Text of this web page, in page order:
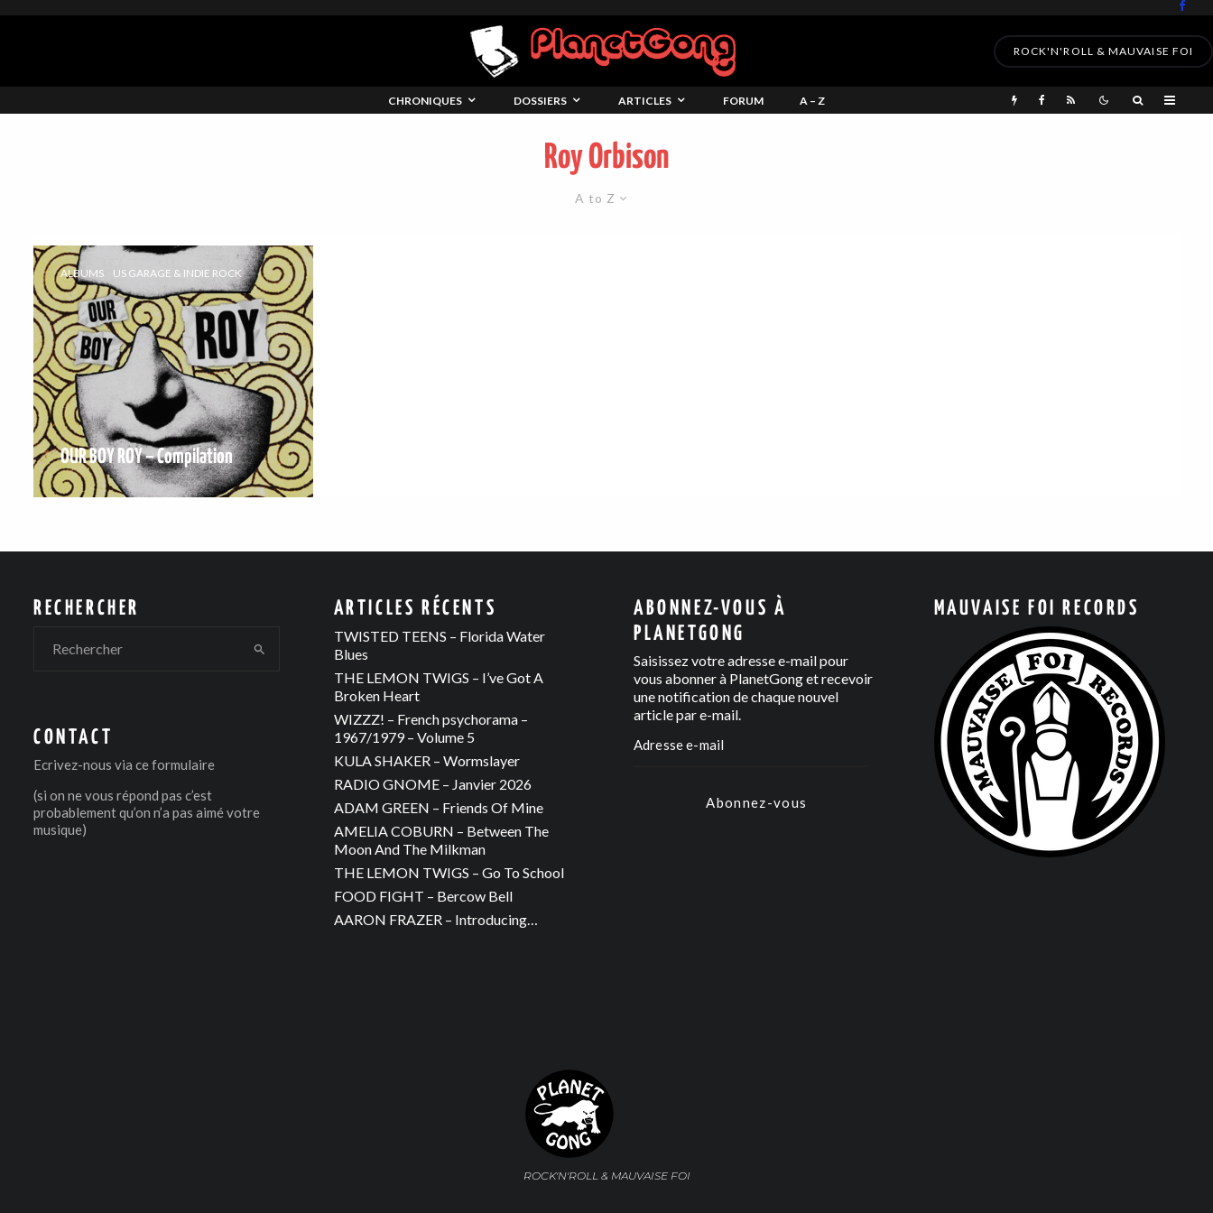
ROCK'N'ROLL & MAUVAISE FOI
CHRONIQUES DOSSIERS ARTICLES FORUM A – Z
Roy Orbison
A to Z
ALBUMS US GARAGE & INDIE ROCK
OUR BOY ROY – Compilation
RECHERCHER
CONTACT
Ecrivez-nous via ce formulaire
(si on ne vous répond pas c’est
probablement qu’on n’a pas aimé votre
musique)
ARTICLES RÉCENTS
TWISTED TEENS – Florida Water
Blues
THE LEMON TWIGS – I’ve Got A
Broken Heart
WIZZZ! – French psychorama –
1967/1979 – Volume 5
KULA SHAKER – Wormslayer
RADIO GNOME – Janvier 2026
ADAM GREEN – Friends Of Mine
AMELIA COBURN – Between The
Moon And The Milkman
THE LEMON TWIGS – Go To School
FOOD FIGHT – Bercow Bell
AARON FRAZER – Introducing…
ABONNEZ-VOUS À
PLANETGONG
Saisissez votre adresse e-mail pour
vous abonner à PlanetGong et recevoir
une notification de chaque nouvel
article par e-mail.
Abonnez-vous
MAUVAISE FOI RECORDS
ROCK'N'ROLL & MAUVAISE FOI